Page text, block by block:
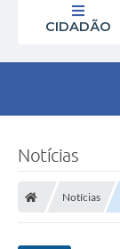
CIDADÃO
Notícias
Notícias